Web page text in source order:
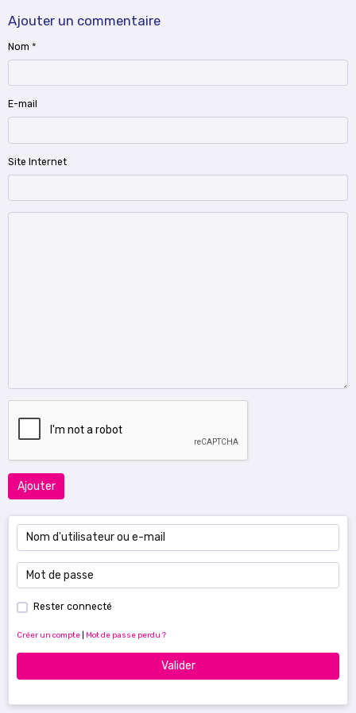
Ajouter un commentaire
Nom
E-mail
Site Internet
Ajouter
Rester connecté
Créer un compte Mot de passe perdu ?
Valider